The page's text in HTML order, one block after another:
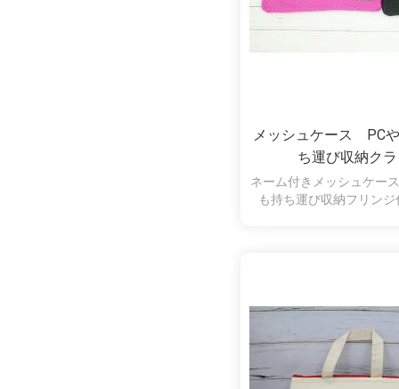
メッシュケース PC
ち運び収納ク
ネーム付きメッシュケー
も持ち運び収納フリン